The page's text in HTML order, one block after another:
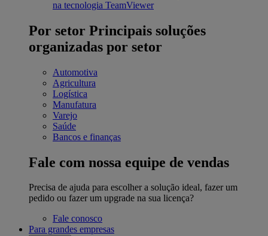
na tecnologia TeamViewer
Por setor Principais soluções
organizadas por setor
Automotiva
Agricultura
Logística
Manufatura
Varejo
Saúde
Bancos e finanças
Fale com nossa equipe de vendas
Precisa de ajuda para escolher a solução ideal, fazer um
pedido ou fazer um upgrade na sua licença?
Fale conosco
Para grandes empresas